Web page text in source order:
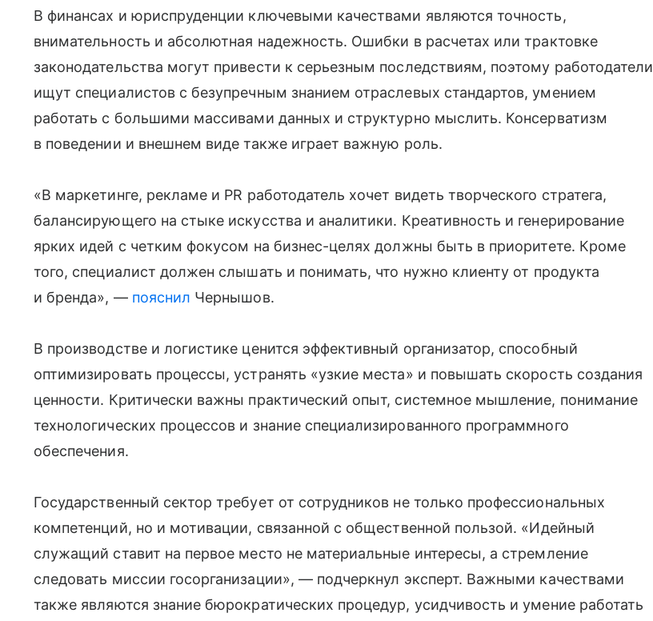
В финансах и юриспруденции ключевыми качествами являются точность,
внимательность и абсолютная надежность. Ошибки в расчетах или трактовке
законодательства могут привести к серьезным последствиям, поэтому работодатели
ищут специалистов с безупречным знанием отраслевых стандартов, умением
работать с большими массивами данных и структурно мыслить. Консерватизм
в поведении и внешнем виде также играет важную роль.
«В маркетинге, рекламе и PR работодатель хочет видеть творческого стратега,
балансирующего на стыке искусства и аналитики. Креативность и генерирование
ярких идей с четким фокусом на бизнес-целях должны быть в приоритете. Кроме
того, специалист должен слышать и понимать, что нужно клиенту от продукта
и бренда», — пояснил Чернышов.
В производстве и логистике ценится эффективный организатор, способный
оптимизировать процессы, устранять «узкие места» и повышать скорость создания
ценности. Критически важны практический опыт, системное мышление, понимание
технологических процессов и знание специализированного программного
обеспечения.
Государственный сектор требует от сотрудников не только профессиональных
компетенций, но и мотивации, связанной с общественной пользой. «Идейный
служащий ставит на первое место не материальные интересы, а стремление
следовать миссии госорганизации», — подчеркнул эксперт. Важными качествами
также являются знание бюрократических процедур, усидчивость и умение работать